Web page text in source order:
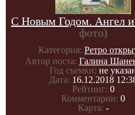
С Новым Годом. Ангел
фото)
Категория: Ретро
Автор поста: Галина
Год съемки: не
Дата: 16.12.2018
Рейтинг: 0
Комментарии: 0
Карта: -